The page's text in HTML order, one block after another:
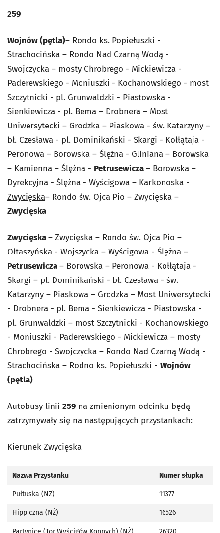
259
Wojnów (pętla)– Rondo ks. Popiełuszki -
Strachocińska – Rondo Nad Czarną Wodą -
Swojczycka – mosty Chrobrego - Mickiewicza -
Paderewskiego - Moniuszki - Kochanowskiego - most
Szczytnicki - pl. Grunwaldzki - Piastowska -
Sienkiewicza - pl. Bema – Drobnera – Most
Uniwersytecki – Grodzka – Piaskowa - św. Katarzyny –
bł. Czesława - pl. Dominikański - Skargi - Kołłątaja -
Peronowa – Borowska – Ślężna - Gliniana – Borowska
– Kamienna – Ślężna - Petrusewicza– Borowska –
Dyrekcyjna - Ślężna - Wyścigowa – Karkonoska -
Zwycięska– Rondo św. Ojca Pio – Zwycięska –
Zwycięska
Zwycięska– Zwycięska – Rondo św. Ojca Pio –
Ołtaszyńska - Wojszycka – Wyścigowa - Ślężna –
Petrusewicza– Borowska – Peronowa - Kołłątaja -
Skargi – pl. Dominikański - bł. Czesława - św.
Katarzyny – Piaskowa – Grodzka – Most Uniwersytecki
- Drobnera - pl. Bema - Sienkiewicza - Piastowska -
pl. Grunwaldzki – most Szczytnicki - Kochanowskiego
- Moniuszki - Paderewskiego - Mickiewicza – mosty
Chrobrego - Swojczycka – Rondo Nad Czarną Wodą -
Strachocińska – Rodno ks. Popiełuszki - Wojnów
(pętla)
Autobusy linii 259 na zmienionym odcinku będą
zatrzymywały się na następujących przystankach:
Kierunek Zwycięska
Nazwa Przystanku Numer słupka
Pułtuska (NŻ) 11377
Hippiczna (NŻ) 16526